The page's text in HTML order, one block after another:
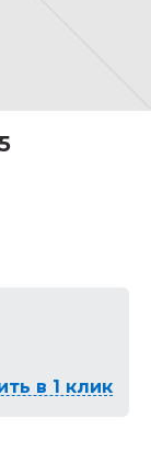
в 1 клик